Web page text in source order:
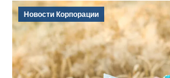
Новости Корпорации